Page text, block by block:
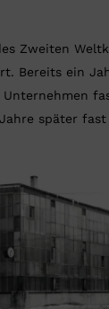
Zweiten
Bereits ein
später